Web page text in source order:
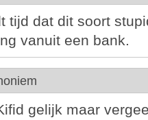
tijd dat dit soort
vanuit een bank.
gelijk maar